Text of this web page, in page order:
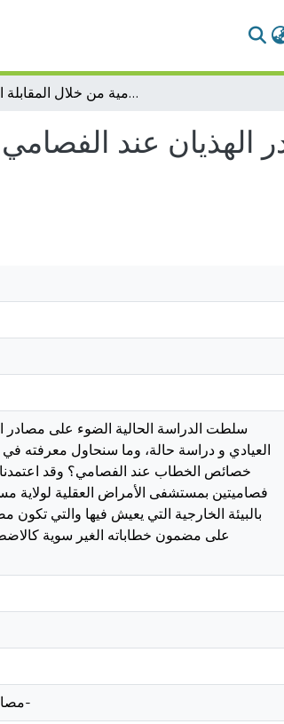
مصادر الهذيان عند الفصامي -تحليل مضمون الخطابات الفصامية من خلال المقابلة العيادية-
الهذيان عند
سلطت الدراسة الحالية الضوء على مصادر
العيادي و دراسة حالة، وما سنحاول معرفته
خصائص الخطاب عند الفصامي؟ وقد اعتمدنا
فصاميتين بمستشفى الأمراض العقلية لولاية
بالبيئة الخارجية التي يعيش فيها والتي تكون
على مضمون خطاباته الغير سوية
مصادر الهذيان عند الفصامي -تحليل مضمون الخطابات الفصامية من خلال المقابلة العيادية-